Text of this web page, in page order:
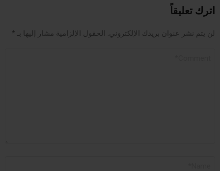
اترك تعليقاً
لن يتم نشر عنوان بريدك الإلكتروني. الحقول الإلزامية مشار إليها بـ *